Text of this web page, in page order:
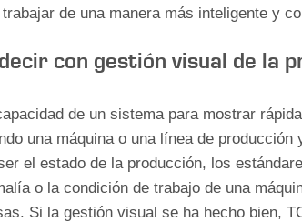
de una manera más inteligente y
con gestión visual de la
de un sistema para mostrar
una máquina o una línea de
el estado de la producción, los
o la condición de trabajo de una
Si la gestión visual se ha hecho bien,